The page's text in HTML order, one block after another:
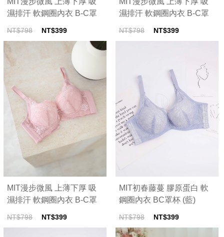
濕排汗 軟鋼圈內衣 B-C罩
NT$798 NT$399
濕排汗 軟鋼圈內衣 B-C罩
NT$798 NT$399
MIT漫步微風 上薄下厚 吸
濕排汗 軟鋼圈內衣 B-C罩
NT$798 NT$399
MIT初春藤蔓 膠原蛋白 軟
鋼圈內衣 BC罩杯 (藍)
NT$798 NT$399